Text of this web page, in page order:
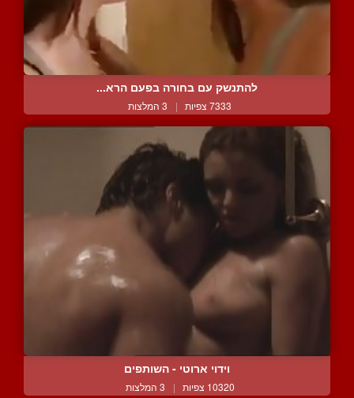
להתנשק עם בחורה בפעם הרא...
7333 צפיות | 3 המלצות
וידוי ארוטי - השותפים
10320 צפיות | 3 המלצות